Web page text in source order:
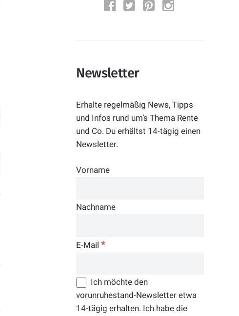
Newsletter
Erhalte regelmäßig News, Tipps
und Infos rund um’s Thema Rente
und Co. Du erhältst 14-tägig einen
Newsletter.
Vorname
Nachname
E-Mail*
Ich möchte den
vorunruhestand-Newsletter etwa
14-tägig erhalten. Ich habe die